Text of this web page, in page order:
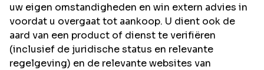
uw eigen omstandigheden en win extern advies in
voordat u overgaat tot aankoop. U dient ook de
aard van een product of dienst te verifiëren
(inclusief de juridische status en relevante
regelgeving) en de relevante websites van